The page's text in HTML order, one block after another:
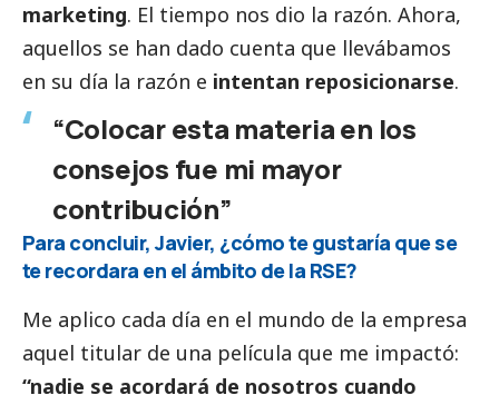
marketing. El tiempo nos dio la razón. Ahora,
aquellos se han dado cuenta que llevábamos
en su día la razón e intentan reposicionarse.
“Colocar esta materia en los
consejos fue mi mayor
contribución”
Para concluir, Javier, ¿cómo te gustaría que se
te recordara en el ámbito de la RSE?
Me aplico cada día en el mundo de la empresa
aquel titular de una película que me impactó:
“nadie se acordará de nosotros cuando